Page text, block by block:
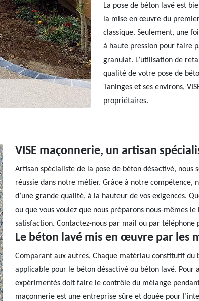
La pose de béton lavé est
la mise en œuvre du
classique. Seulement, une
à haute pression pour faire
granulat. L’utilisation de
qualité de votre pose de
Taninges et ses environs,
propriétaires.
VISE maçonnerie, un artisan
Artisan spécialiste de la pose de béton désactivé,
réussie dans notre métier. Grâce à notre compétence,
d’une grande qualité, à la hauteur de vos exigences.
ou que vous voulez que nous préparons nous-mêmes
satisfaction. Contactez-nous par mail ou par
Le béton lavé mis en œuvre par les
Comparant aux autres, Chaque matériau constitutif
applicable pour le béton désactivé ou béton lavé. Pour
expérimentés doit faire le contrôle du mélange
maçonnerie est une entreprise sûre et douée pour